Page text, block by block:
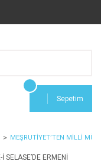
Sepetim
MEŞRUTİYET’TEN MİLLİ